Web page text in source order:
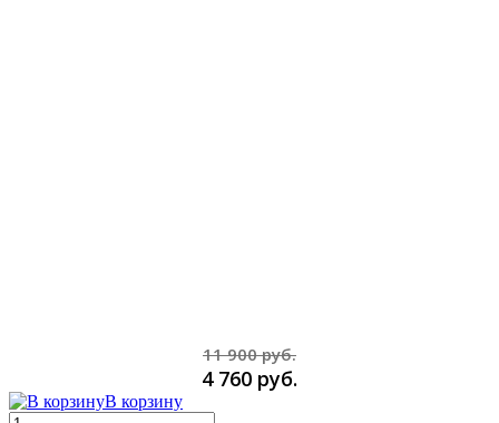
11 900 руб.
4 760 руб.
В корзину